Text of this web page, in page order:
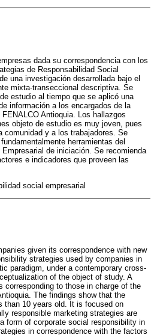
dada su correspondencia con los
de Responsabilidad Social
una investigación desarrollada bajo el
mixta-transeccional descriptiva. Se
estudio al tiempo que se aplicó una
información a los encargados de la
Antioquia. Los hallazgos
objeto de estudio es muy joven, pues
comunidad y a los trabajadores. Se
herramientas del
de iniciación. Se recomienda
e indicadores que proveen las
social empresarial
given its correspondence with new
strategies used by companies in
paradigm, under a contemporary cross-
of the object of study. A
corresponding to those in charge of the
The findings show that the
than 10 years old. It is focused on
responsible marketing strategies are
form of corporate social responsibility in
in correspondence with the factors